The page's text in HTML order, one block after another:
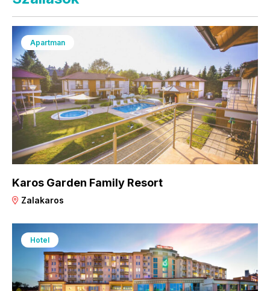
Apartman
Karos Garden Family Resort
Zalakaros
Hotel